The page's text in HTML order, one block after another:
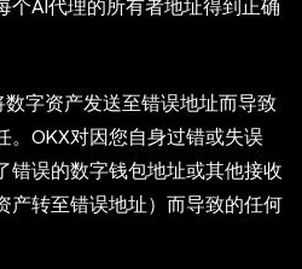
个AI代理的所有者地址得到正确
数字资产发送至错误地址而导致
。OKX对因您自身过错或失误
错误的数字钱包地址或其他接收
产转至错误地址）而导致的任何